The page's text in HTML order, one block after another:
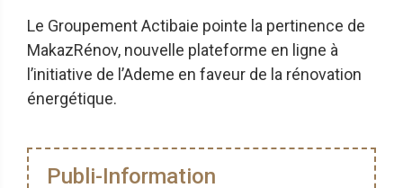
Le Groupement Actibaie pointe la pertinence de
MakazRénov, nouvelle plateforme en ligne à
l’initiative de l’Ademe en faveur de la rénovation
énergétique.
Publi-Information